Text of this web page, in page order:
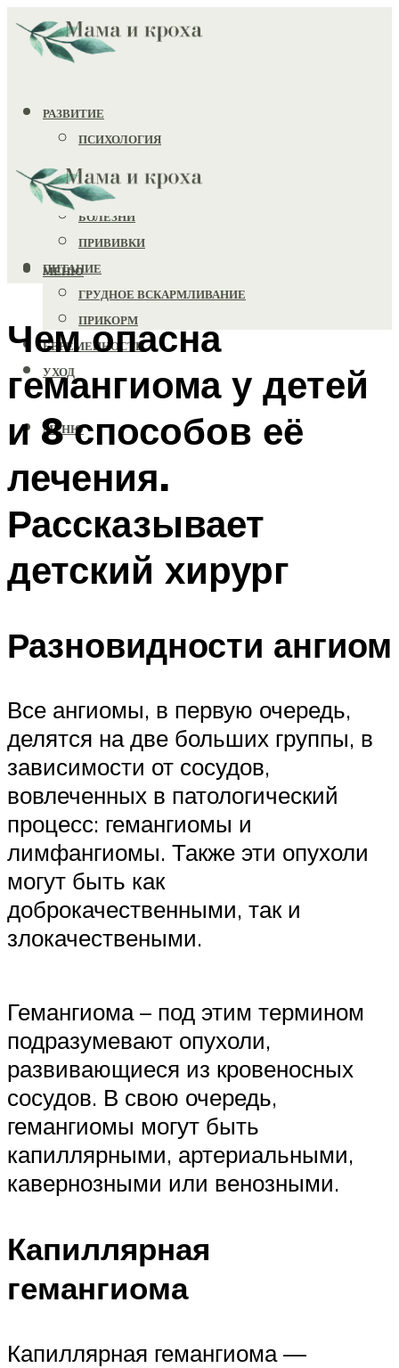
РАЗВИТИЕ
ПСИХОЛОГИЯ
ИГРУШКИ
ЗДОРОВЬЕ
БОЛЕЗНИ
ПРИВИВКИ
ПИТАНИЕ
ГРУДНОЕ ВСКАРМЛИВАНИЕ
ПРИКОРМ
БЕРЕМЕННОСТЬ
УХОД
МЕНЮ
МЕНЮ
Чем опасна
гемангиома у детей
и 8 способов её
лечения.
Рассказывает
детский хирург
Разновидности ангиом
Все ангиомы, в первую очередь,
делятся на две больших группы, в
зависимости от сосудов,
вовлеченных в патологический
процесс: гемангиомы и
лимфангиомы. Также эти опухоли
могут быть как
доброкачественными, так и
злокачествеными.
Гемангиома – под этим термином
подразумевают опухоли,
развивающиеся из кровеносных
сосудов. В свою очередь,
гемангиомы могут быть
капиллярными, артериальными,
кавернозными или венозными.
Капиллярная
гемангиома
Капиллярная гемангиома —